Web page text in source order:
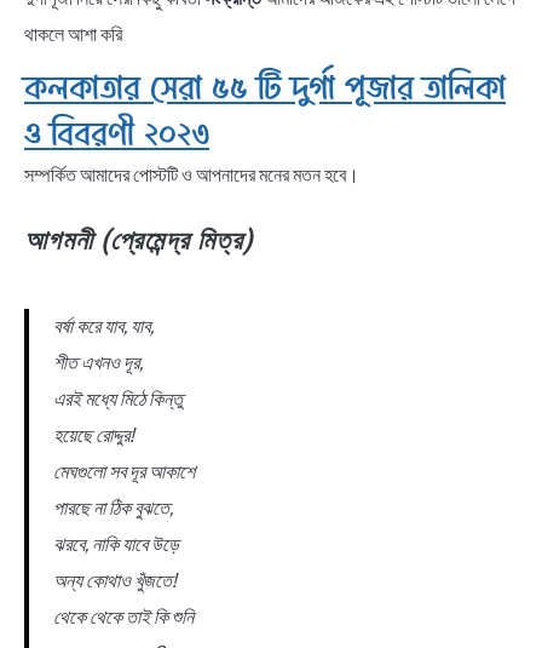
থাকলে আশা করি
কলকাতার সেরা ৫৫ টি দুর্গা পূজার তালিকা
ও বিবরণী ২০২৩
সম্পর্কিত আমাদের পোস্টটি ও আপনাদের মনের মতন হবে।
আগমনী (প্রেমেন্দ্র মিত্র)
বর্ষা করে যাব, যাব,
শীত এখনও দূর,
এরই মধ্যে মিঠে কিন্তু
হয়েছে রােদ্দুর!
মেঘগুলাে সব দূর আকাশে
পারছে না ঠিক বুঝতে,
ঝরবে, নাকি যাবে উড়ে
অন্য কোথাও খুঁজতে!
থেকে থেকে তাই কি শুনি